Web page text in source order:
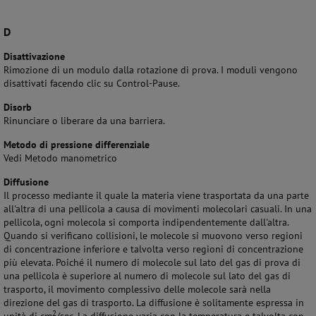
D
Disattivazione
Rimozione di un modulo dalla rotazione di prova. I moduli vengono
disattivati facendo clic su Control-Pause.
Disorb
Rinunciare o liberare da una barriera.
Metodo di pressione differenziale
Vedi Metodo manometrico
Diffusione
Il processo mediante il quale la materia viene trasportata da una parte
all'altra di una pellicola a causa di movimenti molecolari casuali. In una
pellicola, ogni molecola si comporta indipendentemente dall'altra.
Quando si verificano collisioni, le molecole si muovono verso regioni
di concentrazione inferiore e talvolta verso regioni di concentrazione
più elevata. Poiché il numero di molecole sul lato del gas di prova di
una pellicola è superiore al numero di molecole sul lato del gas di
trasporto, il movimento complessivo delle molecole sarà nella
direzione del gas di trasporto. La diffusione è solitamente espressa in
2